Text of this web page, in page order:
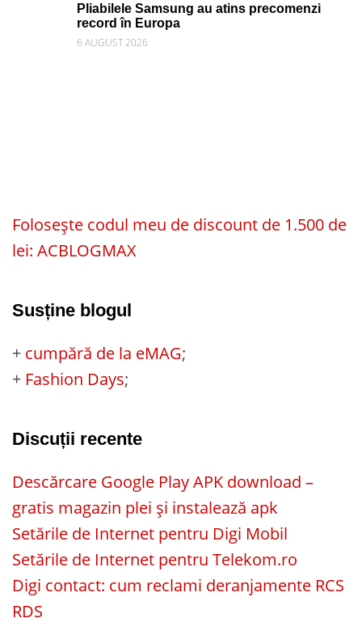
Pliabilele Samsung au atins precomenzi
record în Europa
6 AUGUST 2026
Folosește codul meu de discount de 1.500 de
lei: ACBLOGMAX
Susține blogul
+ cumpără de la eMAG;
+ Fashion Days;
Discuții recente
Descărcare Google Play APK download –
gratis magazin plei și instalează apk
Setările de Internet pentru Digi Mobil
Setările de Internet pentru Telekom.ro
Digi contact: cum reclami deranjamente RCS
RDS